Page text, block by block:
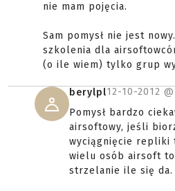
nie mam pojęcia.
Sam pomysł nie jest
szkolenia dla
(o ile wiem) tylko grup
berylpl12-10-2012 @
Pomysł bardzo
airsoftowy, jeśli
wyciągnięcie repliki
wielu osób airsoft
strzelanie ile się da.